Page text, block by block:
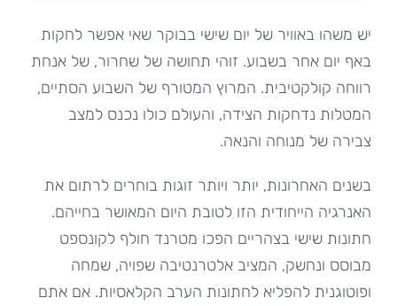
יש משהו באוויר של יום שישי בבוקר שאי אפשר לחקות
באף יום אחר בשבוע. זוהי תחושה של שחרור, של אנחת
רווחה קולקטיבית. המרוץ המטורף של השבוע הסתיים,
המטלות נדחקות הצידה, והעולם כולו נכנס למצב
צבירה של מנוחה והנאה.
בשנים האחרונות, יותר ויותר זוגות בוחרים לרתום את
האנרגיה הייחודית הזו לטובת היום המאושר בחייהם.
חתונות שישי בצהריים הפכו מטרנד חולף לקונספט
מבוסס ונחשק, המציב אלטרנטיבה שפויה, שמחה
ופוטוגנית להפליא לחתונות הערב הקלאסיות. אם אתם